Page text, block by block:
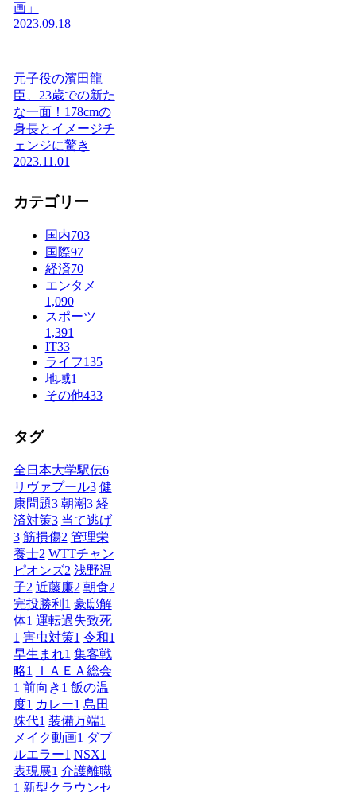
画」
2023.09.18
元子役の濱田龍
臣、23歳での新た
な一面！178cmの
身長とイメージチ
ェンジに驚き
2023.11.01
カテゴリー
国内703
国際97
経済70
エンタメ
1,090
スポーツ
1,391
IT33
ライフ135
地域1
その他433
タグ
全日本大学駅伝6
リヴァプール3 健
康問題3 朝潮3 経
済対策3 当て逃げ
3 筋損傷2 管理栄
養士2 WTTチャン
ピオンズ2 浅野温
子2 近藤廉2 朝食2
完投勝利 1 豪邸解
体1 運転過失致死
1 害虫対策1 令和1
早生まれ1 集客戦
略1
ＩＡＥＡ総会
1 前向き 1 飯の温
度1 カレー1 島田
珠代1 装備万端1
メイク動画1 ダブ
ルエラー1 NSX1
表現展1 介護離職
1 新型クラウンセ